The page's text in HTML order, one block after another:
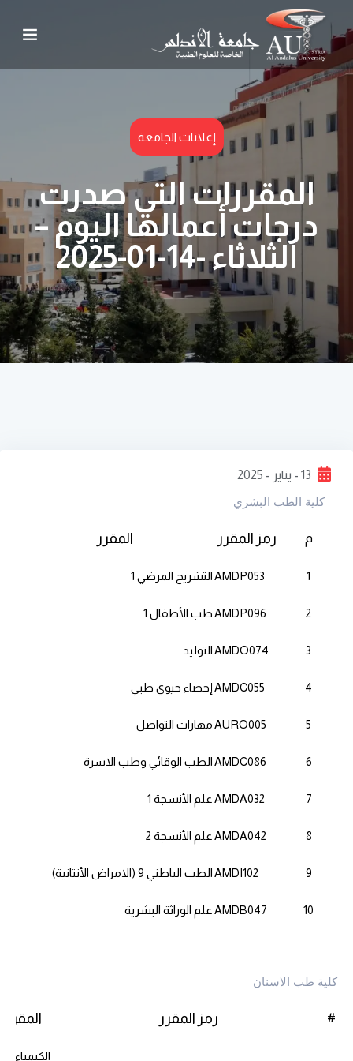
إعلانات الجامعة
المقررات التي صدرت
درجات أعمالها اليوم –
الثلاثاء -14-01-2025
13 - يناير - 2025
كلية الطب البشري
م رمز المقرر المقرر
1
AMDP053 التشريح المرضي 1
2
AMDP096طب الأطفال 1
3
AMDO074 التوليد
4
AMDC055 إحصاء حيوي طبي
5
AURO005مهارات التواصل
6
AMDC086 الطب الوقائي وطب الاسرة
7
AMDA032 علم الأنسجة 1
8
AMDA042 علم الأنسجة 2
9
AMDI102 الطب الباطني 9 (الامراض الأنتانية)
10
AMDB047 علم الوراثة البشرية
كلية طب الاسنان
# رمز المقرر المقرر
الكيمياء